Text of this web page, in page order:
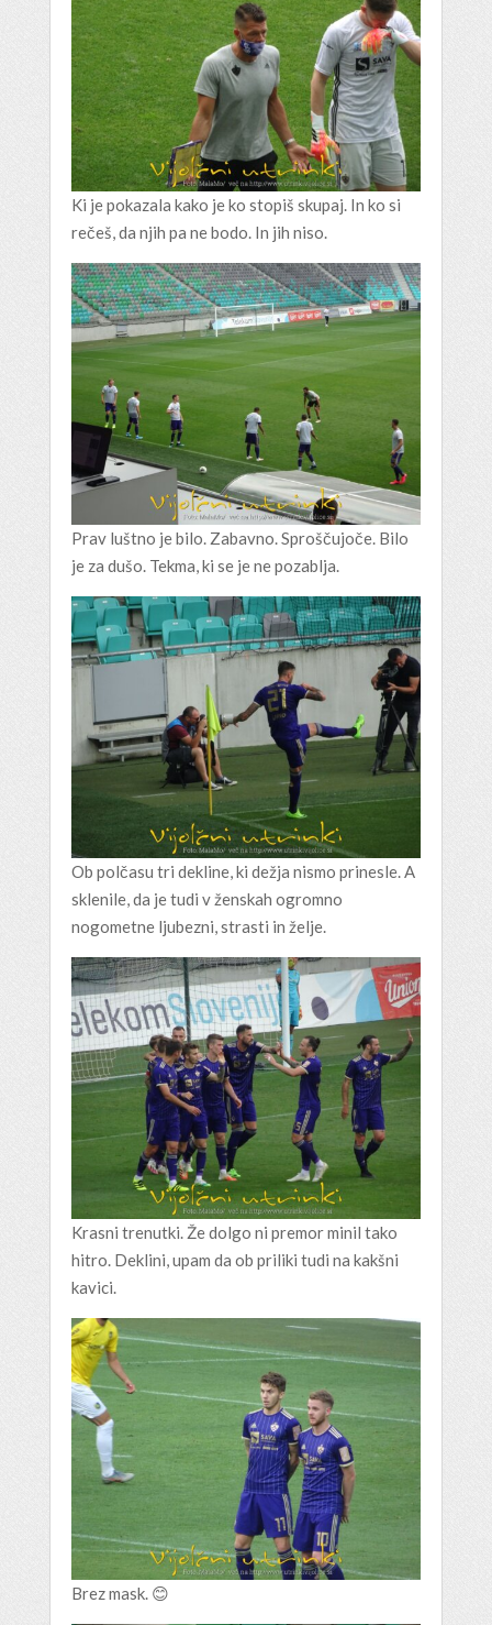
Ki je pokazala kako je ko stopiš skupaj. In ko si
rečeš, da njih pa ne bodo. In jih niso.
Prav luštno je bilo. Zabavno. Sproščujoče. Bilo
je za dušo. Tekma, ki se je ne pozablja.
Ob polčasu tri dekline, ki dežja nismo prinesle. A
sklenile, da je tudi v ženskah ogromno
nogometne ljubezni, strasti in želje.
Krasni trenutki. Že dolgo ni premor minil tako
hitro. Deklini, upam da ob priliki tudi na kakšni
kavici.
Brez mask. 😊